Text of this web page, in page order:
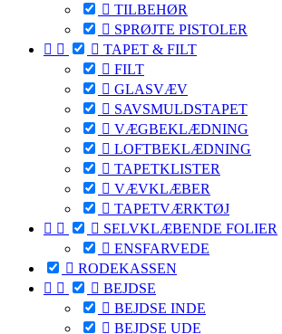
 TILBEHØR
 SPRØJTE PISTOLER
   TAPET & FILT
 FILT
 GLASVÆV
 SAVSMULDSTAPET
 VÆGBEKLÆDNING
 LOFTBEKLÆDNING
 TAPETKLISTER
 VÆVKLÆBER
 TAPETVÆRKTØJ
   SELVKLÆBENDE FOLIER
 ENSFARVEDE
 RODEKASSEN
   BEJDSE
 BEJDSE INDE
 BEJDSE UDE